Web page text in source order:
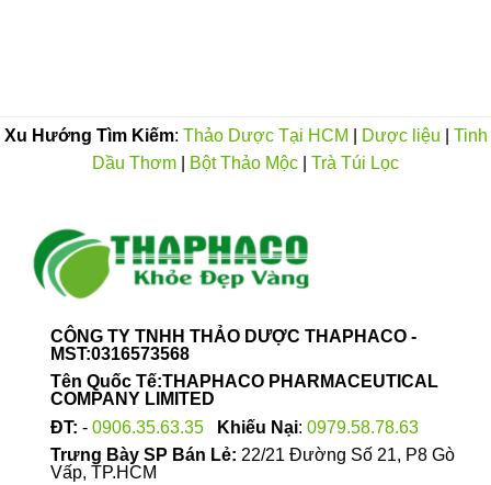
Xu Hướng Tìm Kiếm: Thảo Dược Tại HCM Dược liệu
Tinh
Dầu Thơm
Bột Thảo Mộc Trà Túi Lọc
CÔNG TY TNHH THẢO DƯỢC THAPHACO -
MST:0316573568
Tên Quốc Tế:THAPHACO PHARMACEUTICAL
COMPANY LIMITED
ĐT: - 0906.35.63.35 Khiếu Nại: 0979.58.78.63
Trưng Bày SP Bán Lẻ: 22/21 Đường Số 21, P8 Gò
Vấp, TP.HCM